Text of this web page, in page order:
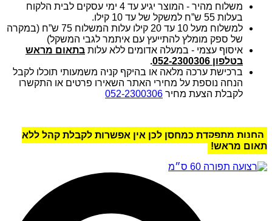
משלוח מהיר - המוצר יגיע עד 4 ימי עסקים לבית הלקוח
בעלות 55 ש”ח למשקל של עד 10 קילו.
למשלוח מעל 10 עד 20 קילו עלות המשלוח 75 ש”ח (במקרה
של ספק מומלץ להתייעץ עם איתמר לגבי המשקל)
איסוף עצמי - במעלה אדומים ללא עלות בתאום מראש
בטלפון 052-2300306
.
ברכישת ערכה מלאה או בהיקף קניה משמעותי תוכלו לקבל
הנחה נוספת על מחירי האתר השאירו פרטים או התקשרו
לקבלת הצעת מחיר 052-2300306
החנות מתפקדת כמחסן לכן אין אפשרות לקבלת קהל ללא
תאום מראש!